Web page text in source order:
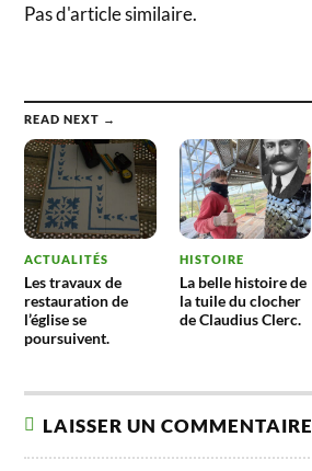
Pas d'article similaire.
READ NEXT →
ACTUALITÉS
Les travaux de
restauration de
l’église se
poursuivent.
HISTOIRE
La belle histoire de
la tuile du clocher
de Claudius Clerc.
LAISSER UN COMMENTAIRE